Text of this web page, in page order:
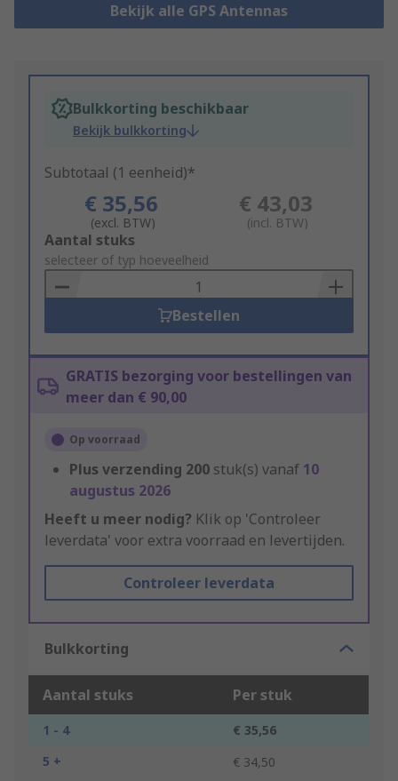
Bekijk alle GPS Antennas
Bulkkorting beschikbaar
Bekijk bulkkorting
Subtotaal (1 eenheid)*
€ 35,56
(excl. BTW)
€ 43,03
(incl. BTW)
Add
to
Basket
Aantal stuks
selecteer of typ hoeveelheid
Bestellen
GRATIS bezorging voor bestellingen van
meer dan € 90,00
Op voorraad
Plus verzending 200 stuk(s) vanaf 10
augustus 2026
Heeft u meer nodig? Klik op 'Controleer
leverdata' voor extra voorraad en levertijden.
Controleer leverdata
Bulkkorting
Aantal stuks Per stuk
1 - 4
€ 35,56
5 +
€ 34,50